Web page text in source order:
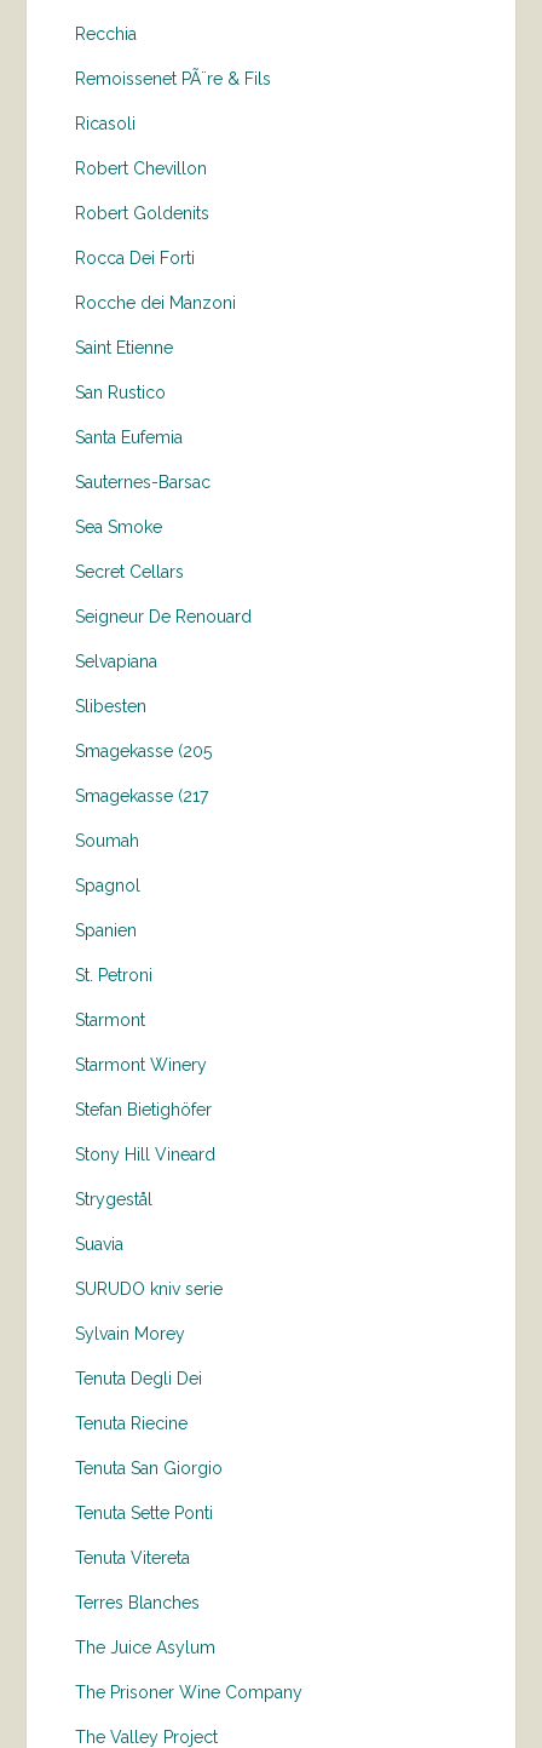
Recchia
Remoissenet PÃ¨re & Fils
Ricasoli
Robert Chevillon
Robert Goldenits
Rocca Dei Forti
Rocche dei Manzoni
Saint Etienne
San Rustico
Santa Eufemia
Sauternes-Barsac
Sea Smoke
Secret Cellars
Seigneur De Renouard
Selvapiana
Slibesten
Smagekasse (205
Smagekasse (217
Soumah
Spagnol
Spanien
St. Petroni
Starmont
Starmont Winery
Stefan Bietighöfer
Stony Hill Vineard
Strygestål
Suavia
SURUDO kniv serie
Sylvain Morey
Tenuta Degli Dei
Tenuta Riecine
Tenuta San Giorgio
Tenuta Sette Ponti
Tenuta Vitereta
Terres Blanches
The Juice Asylum
The Prisoner Wine Company
The Valley Project